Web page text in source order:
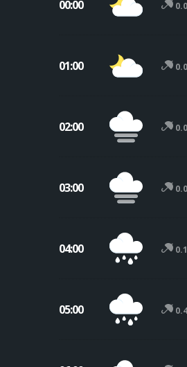
00:00
01:00
02:00
03:00
04:00
05:00